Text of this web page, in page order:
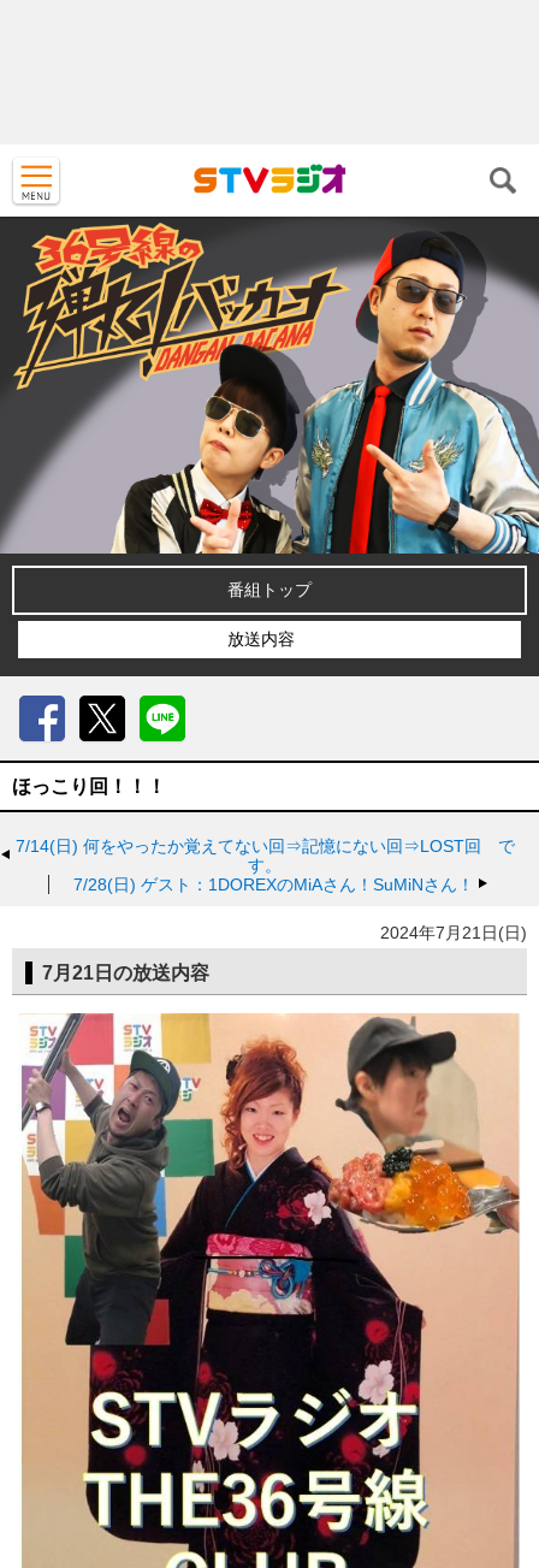
番組トップ
放送内容
ほっこり回！！！
7/14(日) 何をやったか覚えてない回⇒記憶にない回⇒LOST回 で
す。
7/28(日) ゲスト：1DOREXのMiAさん！SuMiNさん！
2024年7月21日(日)
7月21日の放送内容